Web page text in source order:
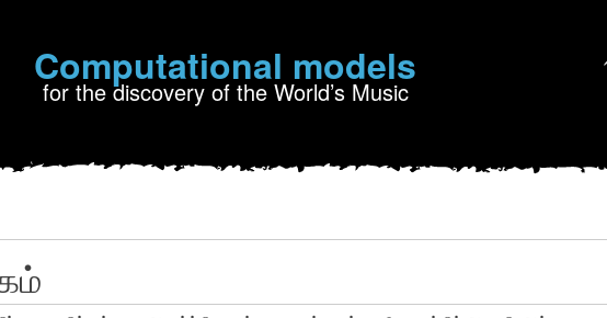
Computational models
for the discovery of the World’s Music